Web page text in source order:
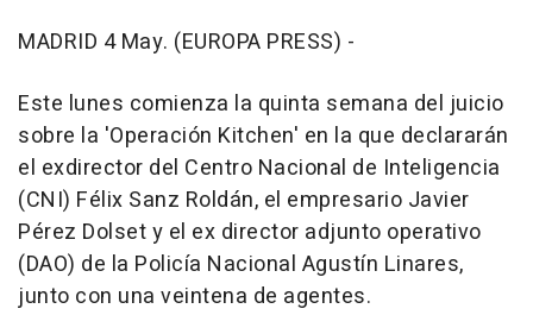
MADRID 4 May. (EUROPA PRESS) -
Este lunes comienza la quinta semana del juicio
sobre la 'Operación Kitchen' en la que declararán
el exdirector del Centro Nacional de Inteligencia
(CNI) Félix Sanz Roldán, el empresario Javier
Pérez Dolset y el ex director adjunto operativo
(DAO) de la Policía Nacional Agustín Linares,
junto con una veintena de agentes.